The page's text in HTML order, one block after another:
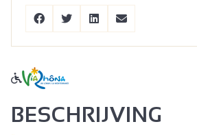
BESCHRIJVING